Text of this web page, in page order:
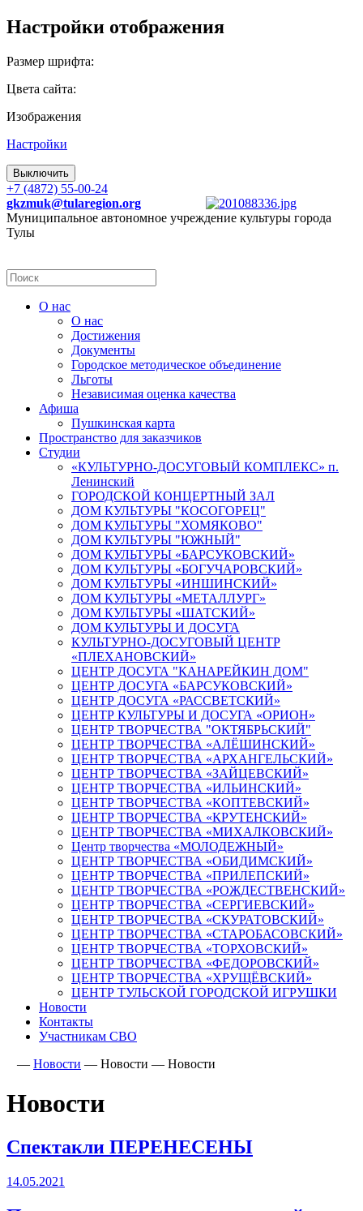
Настройки отображения
Размер шрифта:
Цвета сайта:
Изображения
Настройки
Выключить
+7 (4872) 55-00-24
gkzmuk@tularegion.org
Муниципальное автономное учреждение культуры города
Тулы
О нас
О нас
Достижения
Документы
Городское методическое объединение
Льготы
Независимая оценка качества
Афиша
Пушкинская карта
Пространство для заказчиков
Студии
«КУЛЬТУРНО-ДОСУГОВЫЙ КОМПЛЕКС» п.
Ленинский
ГОРОДСКОЙ КОНЦЕРТНЫЙ ЗАЛ
ДОМ КУЛЬТУРЫ "КОСОГОРЕЦ"
ДОМ КУЛЬТУРЫ "ХОМЯКОВО"
ДОМ КУЛЬТУРЫ "ЮЖНЫЙ"
ДОМ КУЛЬТУРЫ «БАРСУКОВСКИЙ»
ДОМ КУЛЬТУРЫ «БОГУЧАРОВСКИЙ»
ДОМ КУЛЬТУРЫ «ИНШИНСКИЙ»
ДОМ КУЛЬТУРЫ «МЕТАЛЛУРГ»
ДОМ КУЛЬТУРЫ «ШАТСКИЙ»
ДОМ КУЛЬТУРЫ И ДОСУГА
КУЛЬТУРНО-ДОСУГОВЫЙ ЦЕНТР
«ПЛЕХАНОВСКИЙ»
ЦЕНТР ДОСУГА "КАНАРЕЙКИН ДОМ"
ЦЕНТР ДОСУГА «БАРСУКОВСКИЙ»
ЦЕНТР ДОСУГА «РАССВЕТСКИЙ»
ЦЕНТР КУЛЬТУРЫ И ДОСУГА «ОРИОН»
ЦЕНТР ТВОРЧЕСТВА "ОКТЯБРЬСКИЙ"
ЦЕНТР ТВОРЧЕСТВА «АЛЁШИНСКИЙ»
ЦЕНТР ТВОРЧЕСТВА «АРХАНГЕЛЬСКИЙ»
ЦЕНТР ТВОРЧЕСТВА «ЗАЙЦЕВСКИЙ»
ЦЕНТР ТВОРЧЕСТВА «ИЛЬИНСКИЙ»
ЦЕНТР ТВОРЧЕСТВА «КОПТЕВСКИЙ»
ЦЕНТР ТВОРЧЕСТВА «КРУТЕНСКИЙ»
ЦЕНТР ТВОРЧЕСТВА «МИХАЛКОВСКИЙ»
Центр творчества «МОЛОДЕЖНЫЙ»
ЦЕНТР ТВОРЧЕСТВА «ОБИДИМСКИЙ»
ЦЕНТР ТВОРЧЕСТВА «ПРИЛЕПСКИЙ»
ЦЕНТР ТВОРЧЕСТВА «РОЖДЕСТВЕНСКИЙ»
ЦЕНТР ТВОРЧЕСТВА «СЕРГИЕВСКИЙ»
ЦЕНТР ТВОРЧЕСТВА «СКУРАТОВСКИЙ»
ЦЕНТР ТВОРЧЕСТВА «СТАРОБАСОВСКИЙ»
ЦЕНТР ТВОРЧЕСТВА «ТОРХОВСКИЙ»
ЦЕНТР ТВОРЧЕСТВА «ФЕДОРОВСКИЙ»
ЦЕНТР ТВОРЧЕСТВА «ХРУЩЁВСКИЙ»
ЦЕНТР ТУЛЬСКОЙ ГОРОДСКОЙ ИГРУШКИ
Новости
Контакты
Участникам СВО
— Новости — Новости — Новости
Новости
Спектакли ПЕРЕНЕСЕНЫ
14.05.2021